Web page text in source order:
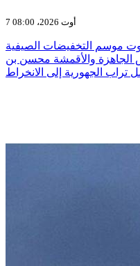
7 أوت 2026، 08:00
بداية من اليوم الجمعة 7 أوت موسم التخفيضات الصيفية
الجاهزة والأقمشة محسن بن